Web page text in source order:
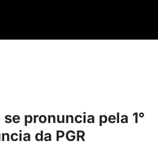
pronuncia pela 1°
da PGR